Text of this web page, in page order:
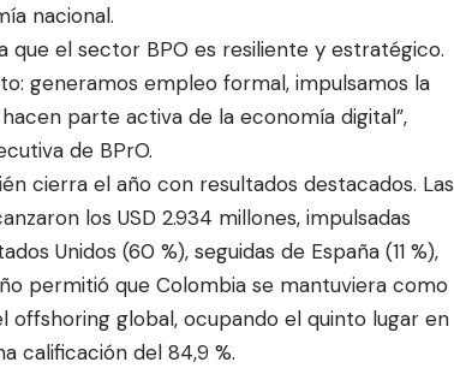
nacional.
que el sector BPO es resiliente y estratégico.
generamos empleo formal, impulsamos la
parte activa de la economía digital”,
de BPrO.
cierra el año con resultados destacados. Las
los USD 2.934 millones, impulsadas
Unidos (60 %), seguidas de España (11 %),
permitió que Colombia se mantuviera como
offshoring global, ocupando el quinto lugar en
calificación del 84,9 %.